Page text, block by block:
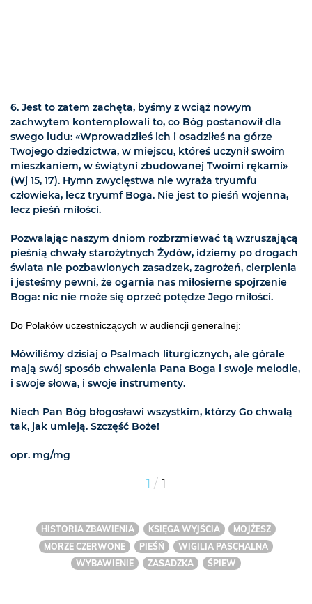
6. Jest to zatem zachęta, byśmy z wciąż nowym
zachwytem kontemplowali to, co Bóg postanowił dla
swego ludu: «Wprowadziłeś ich i osadziłeś na górze
Twojego dziedzictwa, w miejscu, któreś uczynił swoim
mieszkaniem, w świątyni zbudowanej Twoimi rękami»
(Wj 15, 17). Hymn zwycięstwa nie wyraża tryumfu
człowieka, lecz tryumf Boga. Nie jest to pieśń wojenna,
lecz pieśń miłości.
Pozwalając naszym dniom rozbrzmiewać tą wzruszającą
pieśnią chwały starożytnych Żydów, idziemy po drogach
świata nie pozbawionych zasadzek, zagrożeń, cierpienia
i jesteśmy pewni, że ogarnia nas miłosierne spojrzenie
Boga: nic nie może się oprzeć potędze Jego miłości.
Do Polaków uczestniczących w audiencji generalnej:
Mówiliśmy dzisiaj o Psalmach liturgicznych, ale górale
mają swój sposób chwalenia Pana Boga i swoje melodie,
i swoje słowa, i swoje instrumenty.
Niech Pan Bóg błogosławi wszystkim, którzy Go chwalą
tak, jak umieją. Szczęść Boże!
opr. mg/mg
1 / 1
HISTORIA ZBAWIENIA KSIĘGA WYJŚCIA
MOJŻESZ
MORZE CZERWONE
PIEŚŃ
WIGILIA PASCHALNA
WYBAWIENIE
ZASADZKA ŚPIEW